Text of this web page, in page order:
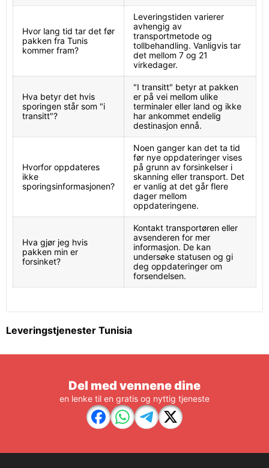
Hvor lang tid tar det før
pakken fra Tunis
kommer fram?
Leveringstiden varierer
avhengig av
transportmetode og
tollbehandling. Vanligvis tar
det mellom 7 og 21
virkedager.
Hva betyr det hvis
sporingen står som "i
transitt"?
"I transitt" betyr at pakken
er på vei mellom ulike
terminaler eller land og ikke
har ankommet endelig
destinasjon ennå.
Hvorfor oppdateres
ikke
sporingsinformasjonen?
Noen ganger kan det ta tid
før nye oppdateringer vises
på grunn av forsinkelser i
skanning eller transport. Det
er vanlig at det går flere
dager mellom
oppdateringene.
Hva gjør jeg hvis
pakken min er
forsinket?
Kontakt transportøren eller
avsenderen for mer
informasjon. De kan
undersøke statusen og gi
deg oppdateringer om
forsendelsen.
Leveringstjenester Tunisia
Del med vennene dine
en lenke til en gratis og nyttig tjeneste